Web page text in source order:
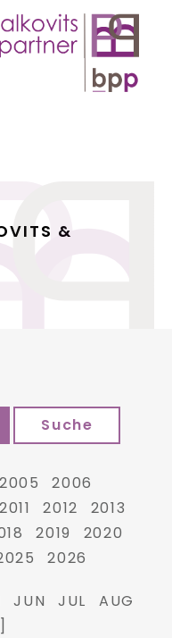
&
Suche
2005
2006
2011 2012
2013
2019
2020
2026
JUN JUL
AUG